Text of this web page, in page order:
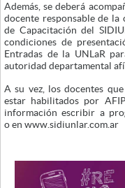
Además, se deberá
docente responsable de
de Capacitación del
condiciones de
Entradas de la UNLaR
autoridad departamental
A su vez, los docentes
estar habilitados por
información escribir a
o en www.sidiunlar.com.ar